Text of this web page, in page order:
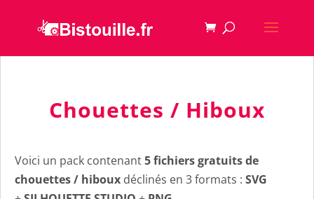
Chouettes / Hiboux
Voici un pack contenant5 fichiers gratuits de
chouettes / hiboux déclinés en 3 formats : SVG